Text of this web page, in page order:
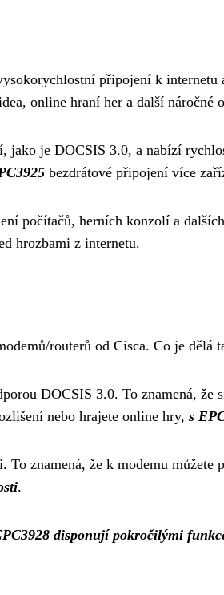
připojení k
online hraní her a další náročné
jako je DOCSIS 3.0, a nabízí
bezdrátové připojení více
počítačů, herních konzolí a
hrozbami z internetu.
routerů od Cisca. Co je dělá
DOCSIS 3.0. To znamená, že
nebo hrajete online hry, s
znamená, že k modemu
.
disponují pokročilými